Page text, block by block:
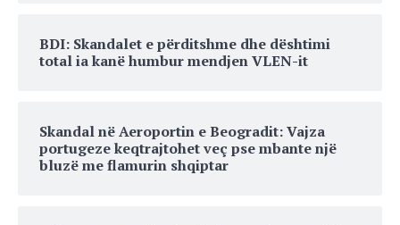
BDI: Skandalet e përditshme dhe dështimi
total ia kanë humbur mendjen VLEN-it
Skandal në Aeroportin e Beogradit: Vajza
portugeze keqtrajtohet veç pse mbante një
bluzë me flamurin shqiptar